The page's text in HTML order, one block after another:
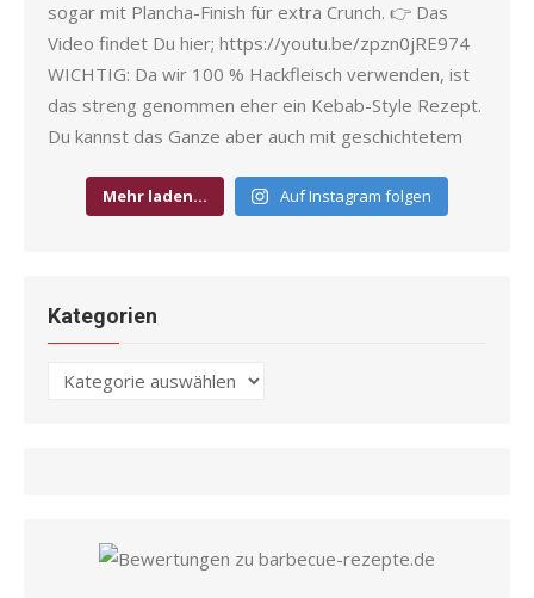
Mehr laden… Auf Instagram folgen
Kategorien
Kategorien